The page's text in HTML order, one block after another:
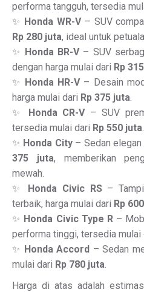
performa tangguh, tersedia
✨ Honda WR-V– SUV
Rp 280 juta, ideal untuk
✨ Honda BR-V– SUV
dengan harga mulai dari Rp
✨ Honda HR-V– Desain
harga mulai dari Rp 375 juta.
✨ Honda CR-V– SUV
tersedia mulai dari Rp 550 juta.
✨ Honda City– Sedan elegan
375 juta, memberikan
mewah.
✨ Honda Civic RS–
terbaik, harga mulai dari Rp
✨ Honda Civic Type R–
performa tinggi, tersedia mulai
✨ Honda Accord – Sedan
mulai dari Rp 780 juta.
Harga di atas adalah